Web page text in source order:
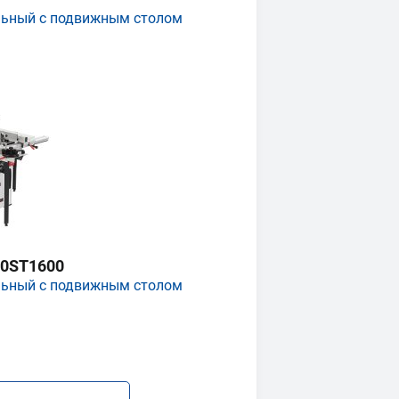
с подвижным столом
с подвижным столом